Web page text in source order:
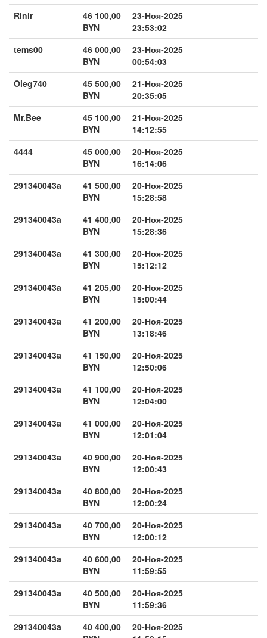
Rinir
46 100,00
BYN
23-Ноя-2025
23:53:02
tems00
46 000,00
BYN
23-Ноя-2025
00:54:03
Oleg740
45 500,00
BYN
21-Ноя-2025
20:35:05
Mr.Bee
45 100,00
BYN
21-Ноя-2025
14:12:55
4444
45 000,00
BYN
20-Ноя-2025
16:14:06
291340043a
41 500,00
BYN
20-Ноя-2025
15:28:58
291340043a
41 400,00
BYN
20-Ноя-2025
15:28:36
291340043a
41 300,00
BYN
20-Ноя-2025
15:12:12
291340043a
41 205,00
BYN
20-Ноя-2025
15:00:44
291340043a
41 200,00
BYN
20-Ноя-2025
13:18:46
291340043a
41 150,00
BYN
20-Ноя-2025
12:50:06
291340043a
41 100,00
BYN
20-Ноя-2025
12:04:00
291340043a
41 000,00
BYN
20-Ноя-2025
12:01:04
291340043a
40 900,00
BYN
20-Ноя-2025
12:00:43
291340043a
40 800,00
BYN
20-Ноя-2025
12:00:24
291340043a
40 700,00
BYN
20-Ноя-2025
12:00:12
291340043a
40 600,00
BYN
20-Ноя-2025
11:59:55
291340043a
40 500,00
BYN
20-Ноя-2025
11:59:36
291340043a
40 400,00
20-Ноя-2025